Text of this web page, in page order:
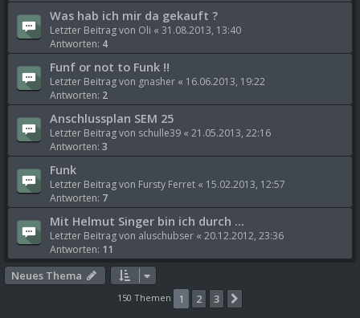
Was hab ich mir da gekauft ?
Letzter Beitrag von Oli « 31.08.2013, 13:40
Antworten: 4
Funf or not to Funk !!
Letzter Beitrag von gnasher « 16.06.2013, 19:22
Antworten: 2
Anschlussplan SEM 25
Letzter Beitrag von schulle39 « 21.05.2013, 22:16
Antworten: 3
Funk
Letzter Beitrag von Fursty Ferret « 15.02.2013, 12:57
Antworten: 7
Mit Helmut Singer bin ich durch ...
Letzter Beitrag von aluschubser « 20.12.2012, 23:36
Antworten: 11
Neues Thema
150 Themen 1 2 3